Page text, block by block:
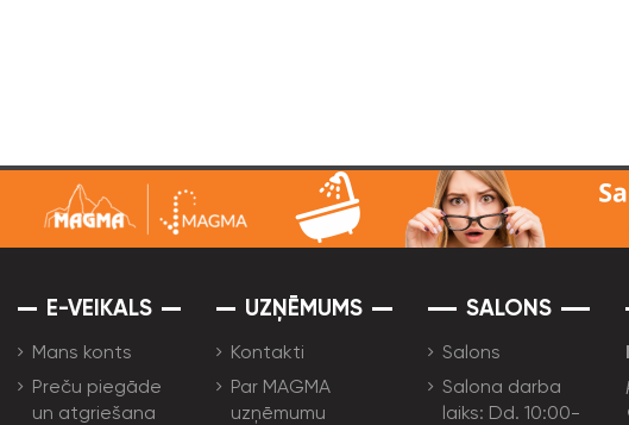
E-VEIKALS
Mans konts
Preču piegāde
un atgriešana
UZŅĒMUMS
Kontakti
Par MAGMA
uzņēmumu
SALONS
Salons
Salona darba
laiks: Dd. 10:00-